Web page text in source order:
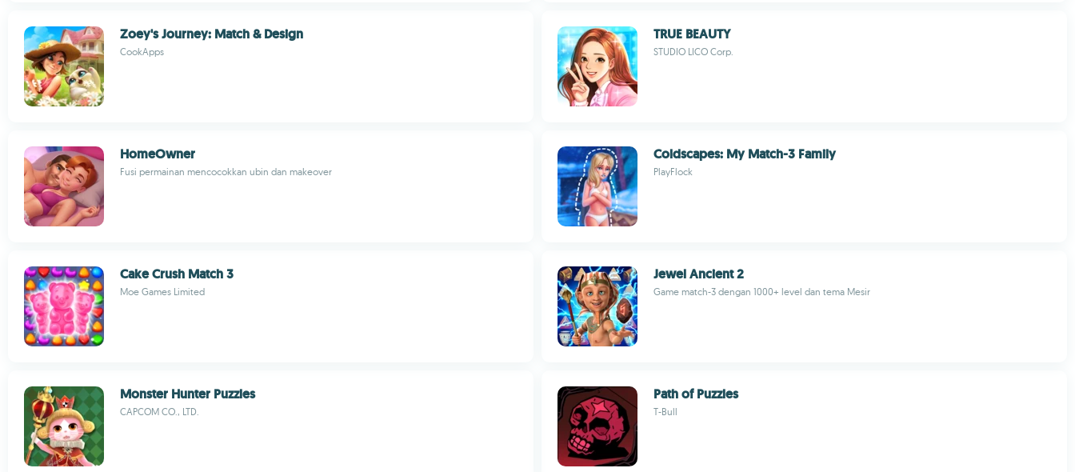
Zoey's Journey: Match & Design
CookApps
TRUE BEAUTY
STUDIO LICO Corp.
HomeOwner
Fusi permainan mencocokkan ubin dan makeover
Coldscapes: My Match-3 Family
PlayFlock
Cake Crush Match 3
Moe Games Limited
Jewel Ancient 2
Game match-3 dengan 1000+ level dan tema Mesir
Monster Hunter Puzzles
CAPCOM CO., LTD.
Path of Puzzles
T-Bull